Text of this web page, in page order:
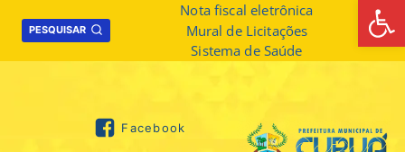
PESQUISAR
Nota fiscal eletrônica
Mural de Licitações
Sistema de Saúde
Facebook